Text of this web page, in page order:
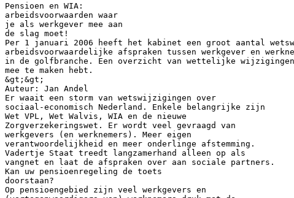
Pensioen en WIA:
arbeidsvoorwaarden waar
je als werkgever mee aan
de slag moet!
Per 1 januari 2006 heeft het kabinet een groot aantal
arbeidsvoorwaardelijke afspraken tussen werkgever en
in de golfbranche. Een overzicht van wettelijke
mee te maken hebt.
&gt;&gt;
Auteur: Jan Andel
Er waait een storm van wetswijzigingen over
sociaal-economisch Nederland. Enkele belangrijke zijn
Wet VPL, Wet Walvis, WIA en de nieuwe
Zorgverzekeringswet. Er wordt veel gevraagd van
werkgevers (en werknemers). Meer eigen
verantwoordelijkheid en meer onderlinge afstemming.
Vadertje Staat treedt langzamerhand alleen op als
vangnet en laat de afspraken over aan sociale partners.
Kan uw pensioenregeling de toets
doorstaan?
Op pensioengebied zijn veel werkgevers en